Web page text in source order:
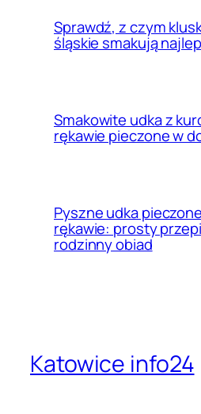
Sprawdź, z czym
śląskie smakują
Smakowite udka z
rękawie pieczone w
Pyszne udka
rękawie: prosty
rodzinny obiad
Katowice info24